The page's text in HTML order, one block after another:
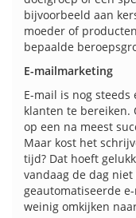
bijvoorbeeld aan
moeder of
bepaalde
E-mailmarketing
E-mail is nog
klanten te bereiken.
op een na meest
Maar kost het
tijd? Dat hoeft
vandaag de dag
geautomatiseerde
weinig omkijken